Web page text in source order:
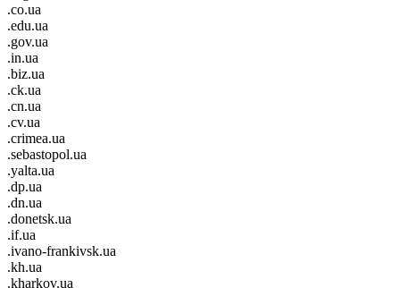
.co.ua
.edu.ua
.gov.ua
.in.ua
.biz.ua
.ck.ua
.cn.ua
.cv.ua
.crimea.ua
.sebastopol.ua
.yalta.ua
.dp.ua
.dn.ua
.donetsk.ua
.if.ua
.ivano-frankivsk.ua
.kh.ua
.kharkov.ua